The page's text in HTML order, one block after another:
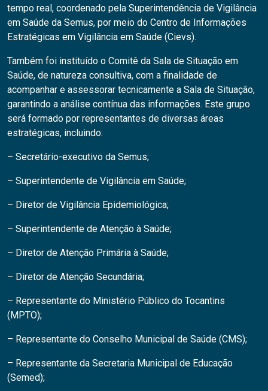
tempo real, coordenado pela Superintendência de Vigilância
em Saúde da Semus, por meio do Centro de Informações
Estratégicas em Vigilância em Saúde (Cievs).
Também foi instituído o Comitê da Sala de Situação em
Saúde, de natureza consultiva, com a finalidade de
acompanhar e assessorar tecnicamente a Sala de Situação,
garantindo a análise contínua das informações. Este grupo
será formado por representantes de diversas áreas
estratégicas, incluindo:
– Secretário-executivo da Semus;
– Superintendente de Vigilância em Saúde;
– Diretor de Vigilância Epidemiológica;
– Superintendente de Atenção à Saúde;
– Diretor de Atenção Primária à Saúde;
– Diretor de Atenção Secundária;
– Representante do Ministério Público do Tocantins
(MPTO);
– Representante do Conselho Municipal de Saúde (CMS);
– Representante da Secretaria Municipal de Educação
(Semed);